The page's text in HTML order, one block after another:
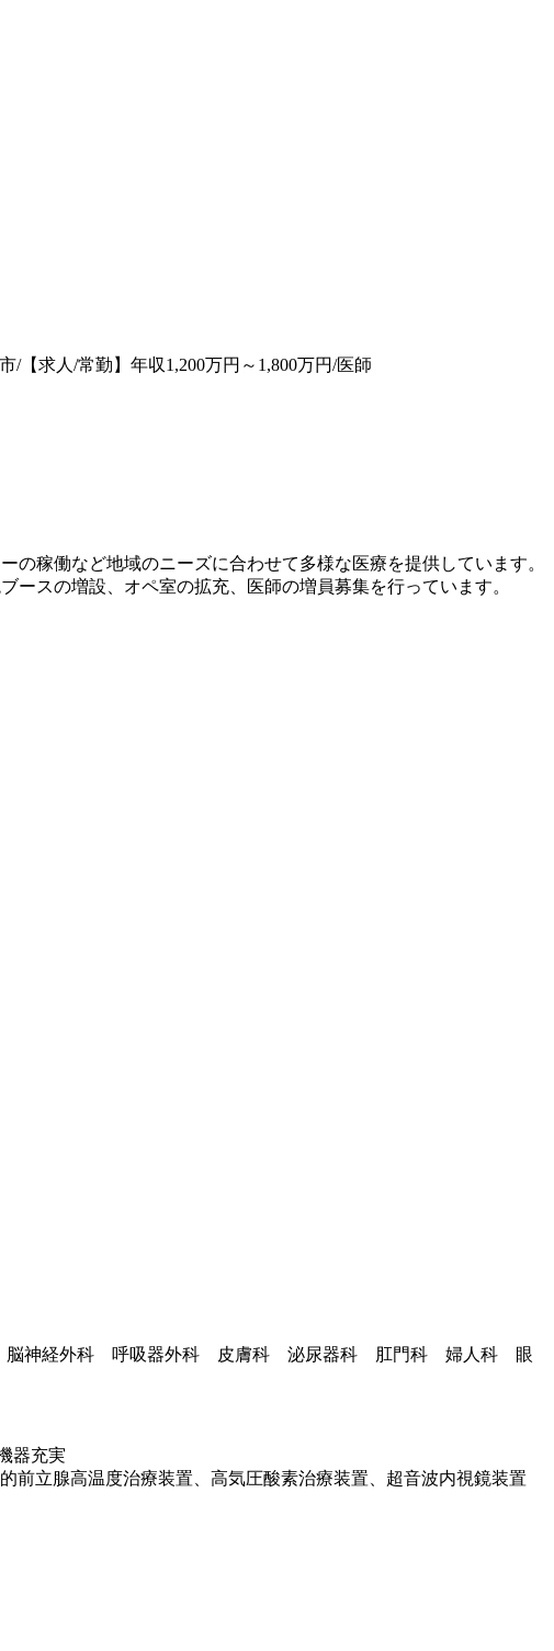
/【求人/常勤】年収1,200万円～1,800万円/医師
稼働など地域のニーズに合わせて多様な医療を提供しています。
スの増設、オペ室の拡充、医師の増員募集を行っています。
脳神経外科 呼吸器外科 皮膚科 泌尿器科 肛門科 婦人科 眼
器充実
前立腺高温度治療装置、高気圧酸素治療装置、超音波内視鏡装置